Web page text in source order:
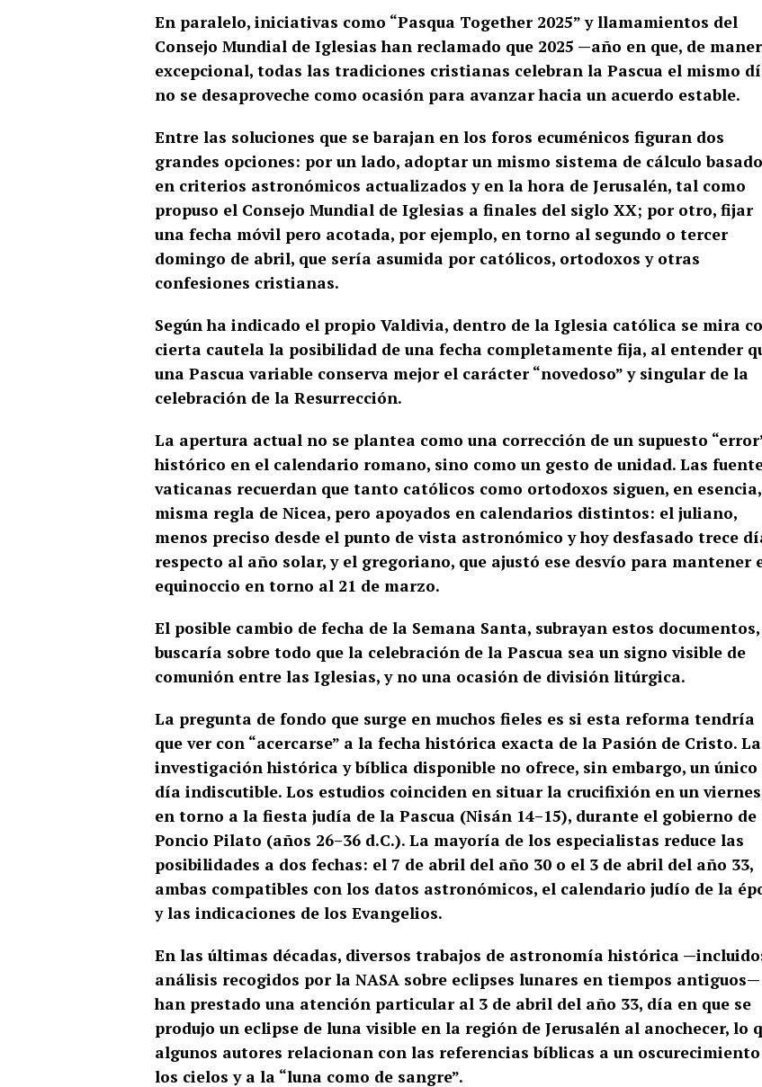
En paralelo, iniciativas como “Pasqua Together 2025” y llamamientos del
Consejo Mundial de Iglesias han reclamado que 2025 —año en que, de
excepcional, todas las tradiciones cristianas celebran la Pascua el mismo
no se desaproveche como ocasión para avanzar hacia un acuerdo estable.
Entre las soluciones que se barajan en los foros ecuménicos figuran dos
grandes opciones: por un lado, adoptar un mismo sistema de cálculo basado
en criterios astronómicos actualizados y en la hora de Jerusalén, tal como
propuso el Consejo Mundial de Iglesias a finales del siglo XX; por otro, fijar
una fecha móvil pero acotada, por ejemplo, en torno al segundo o tercer
domingo de abril, que sería asumida por católicos, ortodoxos y otras
confesiones cristianas.
Según ha indicado el propio Valdivia, dentro de la Iglesia católica se mira
cierta cautela la posibilidad de una fecha completamente fija, al entender
una Pascua variable conserva mejor el carácter “novedoso” y singular de la
celebración de la Resurrección.
La apertura actual no se plantea como una corrección de un supuesto
histórico en el calendario romano, sino como un gesto de unidad. Las
vaticanas recuerdan que tanto católicos como ortodoxos siguen, en
misma regla de Nicea, pero apoyados en calendarios distintos: el juliano,
menos preciso desde el punto de vista astronómico y hoy desfasado trece
respecto al año solar, y el gregoriano, que ajustó ese desvío para mantener
equinoccio en torno al 21 de marzo.
El posible cambio de fecha de la Semana Santa, subrayan estos documentos,
buscaría sobre todo que la celebración de la Pascua sea un signo visible de
comunión entre las Iglesias, y no una ocasión de división litúrgica.
La pregunta de fondo que surge en muchos fieles es si esta reforma tendría
que ver con “acercarse” a la fecha histórica exacta de la Pasión de Cristo. La
investigación histórica y bíblica disponible no ofrece, sin embargo, un único
día indiscutible. Los estudios coinciden en situar la crucifixión en un
en torno a la fiesta judía de la Pascua (Nisán 14–15), durante el gobierno de
Poncio Pilato (años 26–36 d.C.). La mayoría de los especialistas reduce las
posibilidades a dos fechas: el 7 de abril del año 30 o el 3 de abril del año 33,
ambas compatibles con los datos astronómicos, el calendario judío de la
y las indicaciones de los Evangelios.
En las últimas décadas, diversos trabajos de astronomía histórica
análisis recogidos por la NASA sobre eclipses lunares en tiempos antiguos—
han prestado una atención particular al 3 de abril del año 33, día en que se
produjo un eclipse de luna visible en la región de Jerusalén al anochecer, lo
algunos autores relacionan con las referencias bíblicas a un
los cielos y a la “luna como de sangre”.